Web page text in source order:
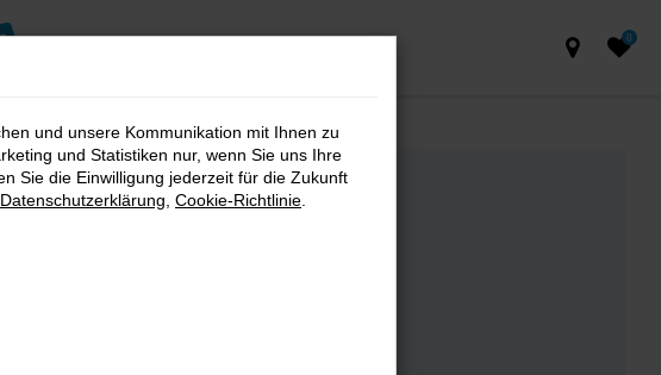
0
und unsere Kommunikation mit Ihnen zu
und Statistiken nur, wenn Sie uns Ihre
Sie die Einwilligung jederzeit für die Zukunft
Datenschutzerklärung Cookie-Richtlinie